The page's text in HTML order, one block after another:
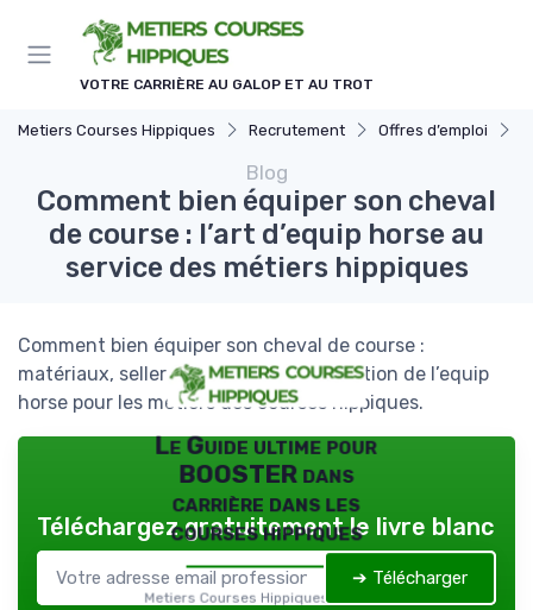
VOTRE CARRIÈRE AU GALOP ET AU TROT
Metiers Courses Hippiques Recrutement Offres d’emploi
Blog
Comment bien équiper son cheval
de course : l’art d’equip horse au
service des métiers hippiques
Comment bien équiper son cheval de course :
matériaux, sellerie, budget et organisation de l’equip
horse pour les métiers des courses hippiques.
Le Guide ultime pour
BOOSTER dans
carrière dans les
courses hippiques
Metiers Courses Hippiques — 2026
Téléchargez gratuitement le livre blanc
➔ Télécharger
Panneau de gestion des cookies